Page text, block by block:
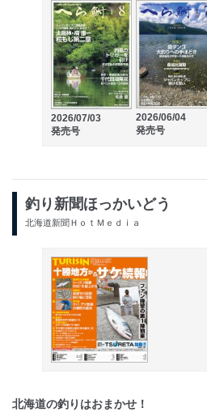
2026/07/03
発売号
2026/06/04
発売号
釣り新聞ほっかいどう
北海道新聞ＨｏｔＭｅｄｉａ
北海道の釣りはおまかせ！